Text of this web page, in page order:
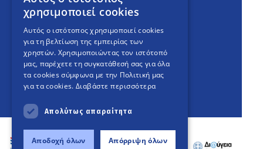
Ακολουθήστε
English Version
An project
χρησιμοποιεί cookies
Αυτός ο ιστότοπος χρησιμοποιεί cookies
για τη βελτίωση της εμπειρίας των
χρηστών. Χρησιμοποιώντας τον ιστότοπό
μας, παρέχετε τη συγκατάθεσή σας για όλα
τα cookies σύμφωνα με την Πολιτική μας
για τα cookies. Διαβάστε περισσότερα
Απολύτως απαραίτητα
Αποδοχή όλων Απόρριψη όλων